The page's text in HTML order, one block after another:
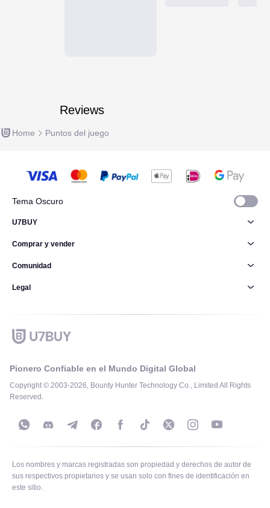
Reviews
Home Puntos del juego
Tema Oscuro
Pionero Confiable en el Mundo Digital Global
Copyright © 2003-2026, Bounty Hunter Technology Co., Limited All Rights
Reserved.
U7BUY
Comprar y vender
Comunidad
Legal
Los nombres y marcas registradas son propiedad y derechos de autor de
sus respectivos propietarios y se usan solo con fines de identificación en
este sitio.